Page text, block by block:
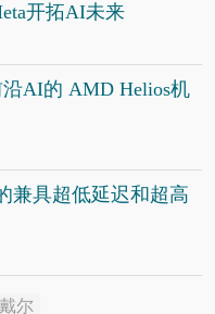
开拓AI未来
AI的 AMD Helios机
兼具超低延迟和超高
戴尔